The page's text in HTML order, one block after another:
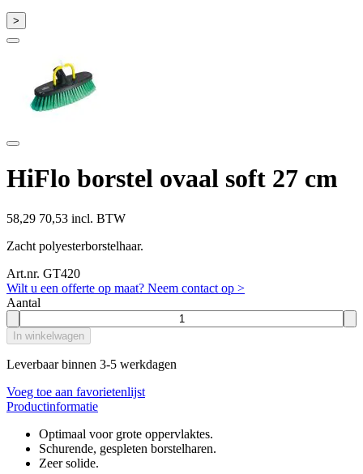
>
HiFlo borstel ovaal soft 27 cm
58,29 70,53 incl. BTW
Zacht polyesterborstelhaar.
Art.nr. GT420
Wilt u een offerte op maat? Neem contact op >
Aantal
In winkelwagen
Leverbaar binnen 3-5 werkdagen
Voeg toe aan favorietenlijst
Productinformatie
Optimaal voor grote oppervlaktes.
Schurende, gespleten borstelharen.
Zeer solide.